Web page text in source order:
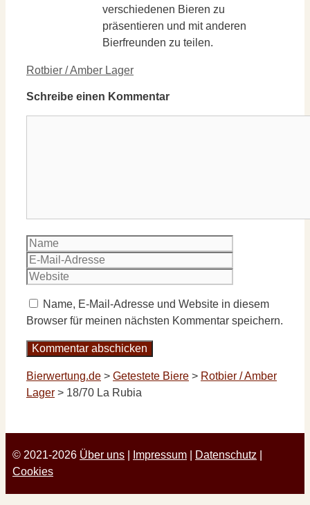
verschiedenen Bieren zu
präsentieren und mit anderen
Bierfreunden zu teilen.
Kategorien
Rotbier / Amber Lager
Schreibe einen Kommentar
Name
Name, E-Mail-Adresse und Website in diesem
Browser für meinen nächsten Kommentar speichern.
Bierwertung.de > Getestete Biere > Rotbier / Amber
Lager > 18/70 La Rubia
© 2021-2026 Über uns Impressum Datenschutz
Cookies